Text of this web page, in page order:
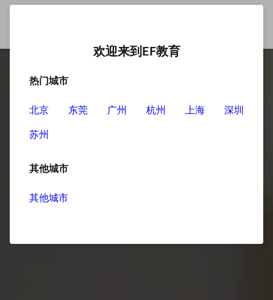
欢迎来到EF教育
热门城市
北京 东莞 广州 杭州 上海
深圳
苏州
其他城市
其他城市